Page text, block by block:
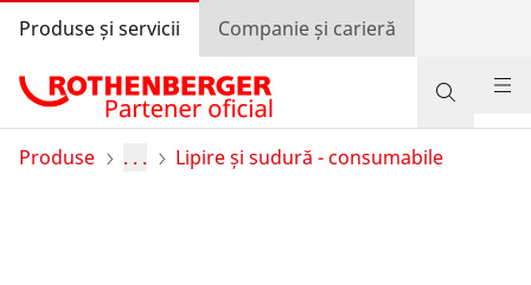
Produse și servicii Companie și carieră
Produse . . . Lipire și sudură - consumabile